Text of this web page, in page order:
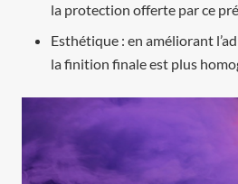
la protection offerte par ce
Esthétique : en améliorant
la finition finale est plus